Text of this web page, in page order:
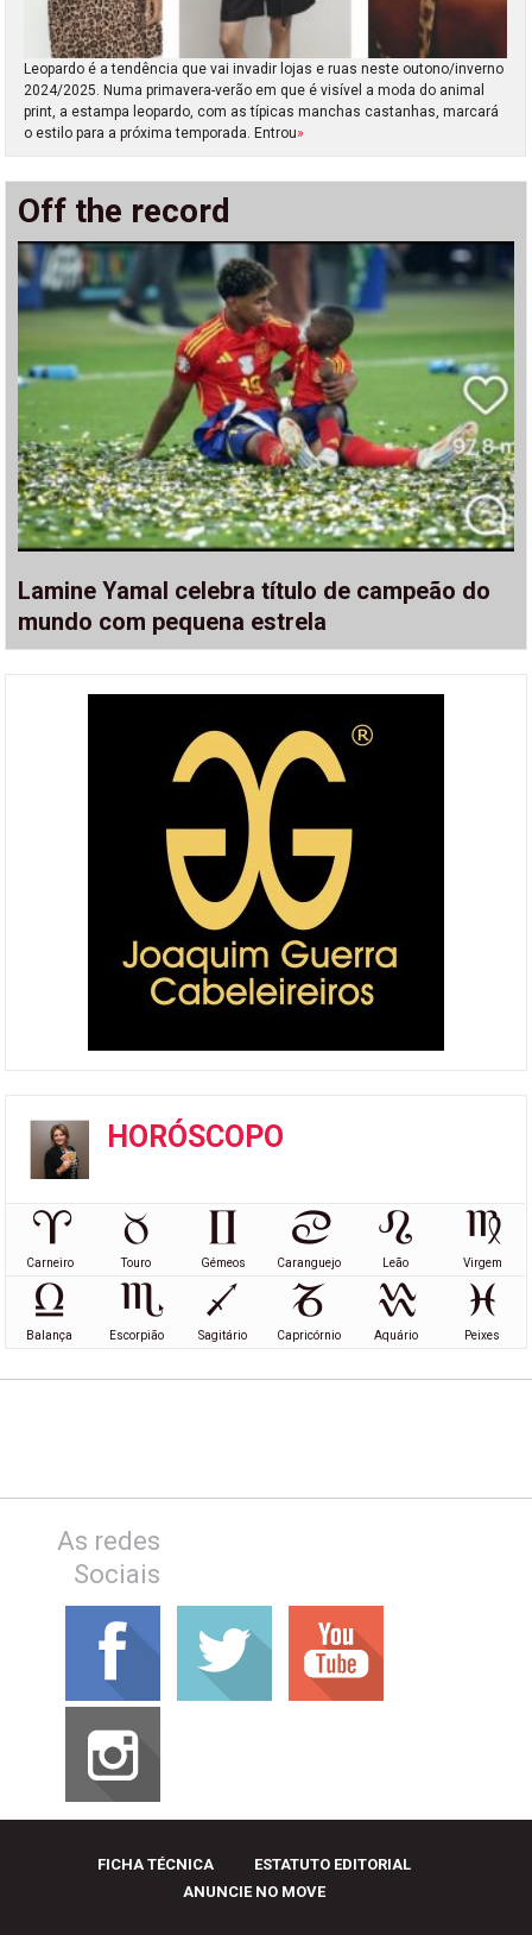
Leopardo é a tendência que vai invadir lojas e ruas neste outono/inverno
2024/2025. Numa primavera-verão em que é visível a moda do animal
print, a estampa leopardo, com as típicas manchas castanhas, marcará
o estilo para a próxima temporada. Entrou»
Off the record
Lamine Yamal celebra título de campeão do
mundo com pequena estrela
HORÓSCOPO
Carneiro Touro Gémeos Caranguejo Leão Virgem
Balança Escorpião Sagitário Capricórnio Aquário Peixes
As redes
Sociais
FICHA TÉCNICA
ESTATUTO EDITORIAL
ANUNCIE NO MOVE